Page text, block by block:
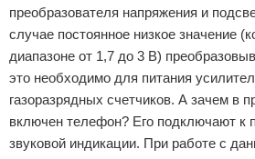
преобразователя напряжения и
случае постоянное низкое значение
диапазоне от 1,7 до 3 В)
это необходимо для питания
газоразрядных счетчиков. А зачем в
включен телефон? Его подключают к
звуковой индикации. При работе с